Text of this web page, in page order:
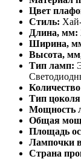
Цвет
Стиль:
Длина, мм:
Ширина,
Высота,
Тип ламп:
Тип
Мощность
Общая
Площадь
Лампочки
Страна